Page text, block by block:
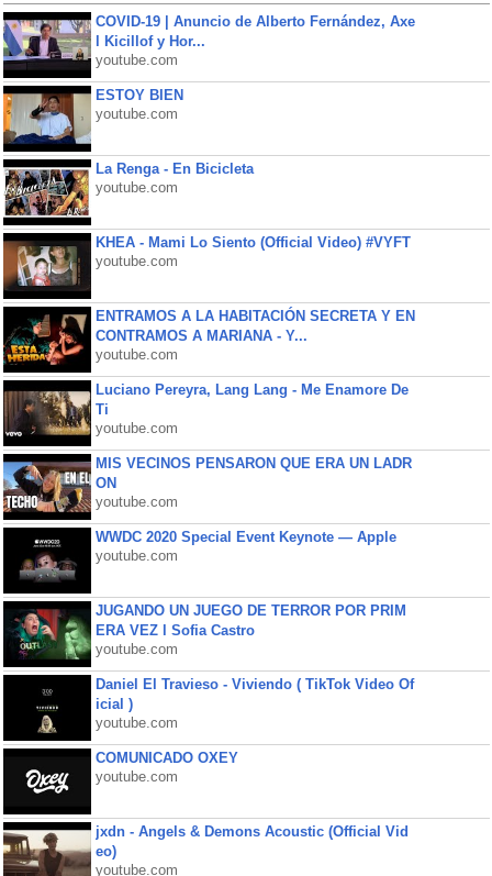
COVID-19 | Anuncio de Alberto Fernández, Axe
l Kicillof y Hor...
youtube.com
ESTOY BIEN
youtube.com
La Renga - En Bicicleta
youtube.com
KHEA - Mami Lo Siento (Official Video) #VYFT
youtube.com
ENTRAMOS A LA HABITACIÓN SECRETA Y EN
CONTRAMOS A MARIANA - Y...
youtube.com
Luciano Pereyra, Lang Lang - Me Enamore De
Ti
youtube.com
MIS VECINOS PENSARON QUE ERA UN LADR
ON
youtube.com
WWDC 2020 Special Event Keynote — Apple
youtube.com
JUGANDO UN JUEGO DE TERROR POR PRIM
ERA VEZ l Sofia Castro
youtube.com
Daniel El Travieso - Viviendo ( TikTok Video Of
icial )
youtube.com
COMUNICADO OXEY
youtube.com
jxdn - Angels & Demons Acoustic (Official Vid
eo)
youtube.com